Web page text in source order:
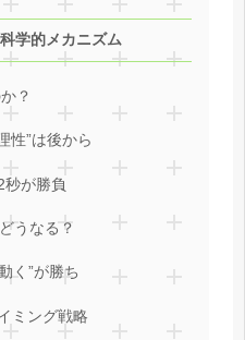
学的メカニズム
？
性”は後から
が勝負
うなる？
く”が勝ち
ミング戦略